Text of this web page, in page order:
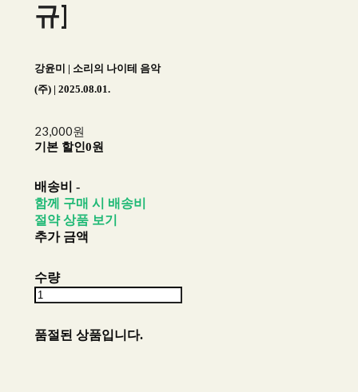
규]
강윤미 | 소리의 나이테 음악
(주) | 2025.08.01.
23,000원
기본 할인0원
배송비 -
함께 구매 시 배송비
절약 상품 보기
추가 금액
수량
품절된 상품입니다.